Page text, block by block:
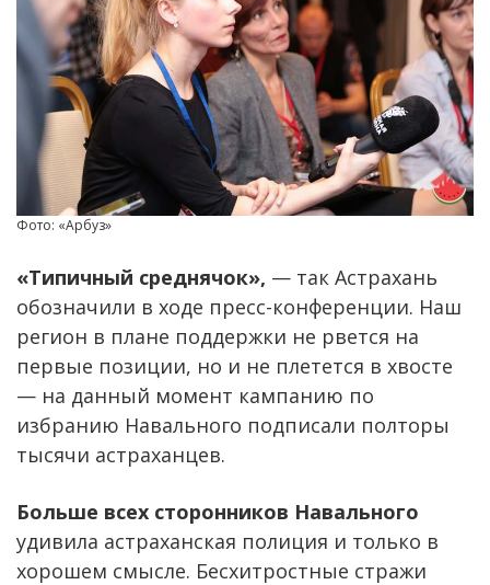
Фото: «Арбуз»
«Типичный среднячок», — так Астрахань
обозначили в ходе пресс-конференции. Наш
регион в плане поддержки не рвется на
первые позиции, но и не плетется в хвосте
— на данный момент кампанию по
избранию Навального подписали полторы
тысячи астраханцев.
Больше всех сторонников Навального
удивила астраханская полиция и только в
хорошем смысле. Бесхитростные стражи